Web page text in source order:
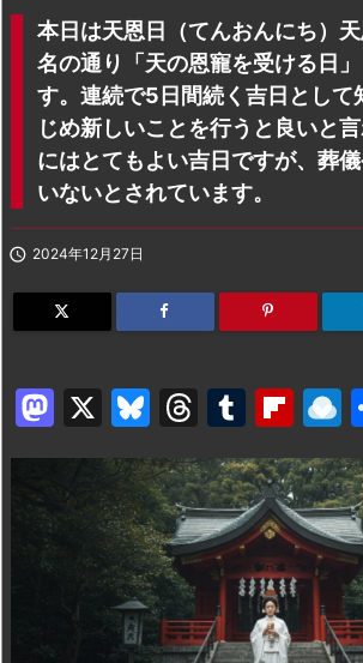
本日は天恩日（てんおんにち）
名の通り「天の恩寵を受ける日
す。連続で5日間続く吉日として
じめ新しいことを行うと良いと
にはとてもよい吉日ですが、葬
いないとされています。
 2024年12月27日
M
a
st
o
d
X
Bl
e
s
k
y
T
hr
e
a
d
s
T
u
m
bl
r
Fl
ip
b
o
ar
d
ai
n
o